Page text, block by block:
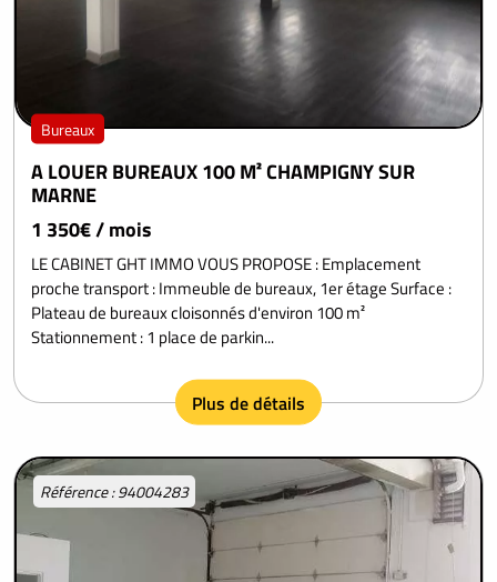
Bureaux
A LOUER BUREAUX 100 M² CHAMPIGNY SUR
MARNE
1 350€ / mois
LE CABINET GHT IMMO VOUS PROPOSE : Emplacement
proche transport : Immeuble de bureaux, 1er étage Surface :
Plateau de bureaux cloisonnés d'environ 100 m²
Stationnement : 1 place de parkin...
Plus de détails
Référence : 94004283